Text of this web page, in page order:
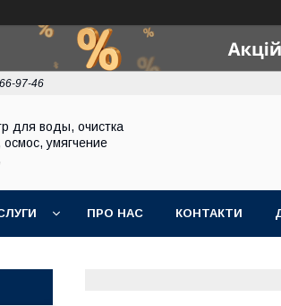
97-46
для воды, очистка
умягчение
ПРО НАС КОНТАКТИ